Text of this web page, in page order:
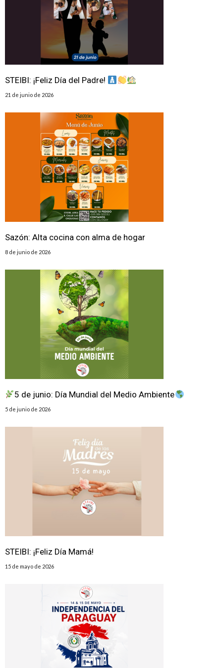
STEIBI: ¡Feliz Día del Padre!
21 de junio de 2026
Sazón: Alta cocina con alma de hogar
8 de junio de 2026
5 de junio: Día Mundial del Medio Ambiente
5 de junio de 2026
STEIBI: ¡Feliz Día Mamá!
15 de mayo de 2026